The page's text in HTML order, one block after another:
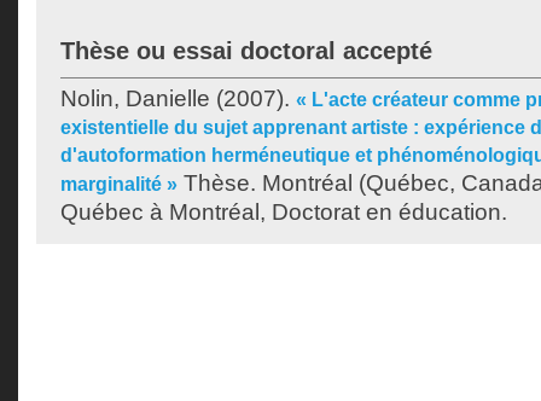
Thèse ou essai doctoral accepté
Nolin, Danielle (2007). « L'acte créateur comme
existentielle du sujet apprenant artiste : expérience
d'autoformation herméneutique et
marginalité » Thèse. Montréal (Québec,
Québec à Montréal, Doctorat en éducation.